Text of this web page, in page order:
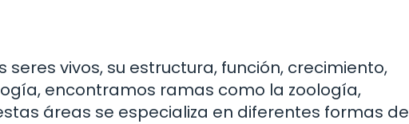
vivos, su estructura, función, crecimiento,
encontramos ramas como la zoología,
áreas se especializa en diferentes formas de